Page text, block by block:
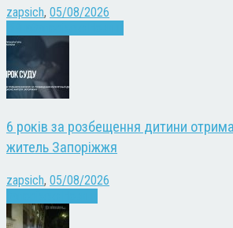
zapsich, 05/08/2026
6 років за розбещення дитини
житель Запоріжжя
zapsich, 05/08/2026